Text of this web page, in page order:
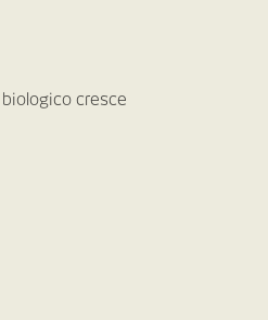
Il biologico cresce